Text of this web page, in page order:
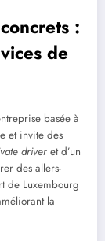
:
de
basée à
et invite des
driver et d’un
des allers-
de Luxembourg
la